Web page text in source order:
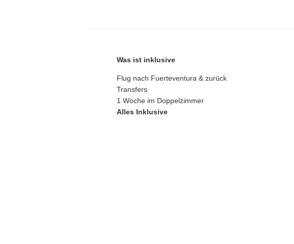
Was ist inklusive
Flug nach Fuerteventura & zurück
Transfers
1 Woche im Doppelzimmer
Alles Inklusive